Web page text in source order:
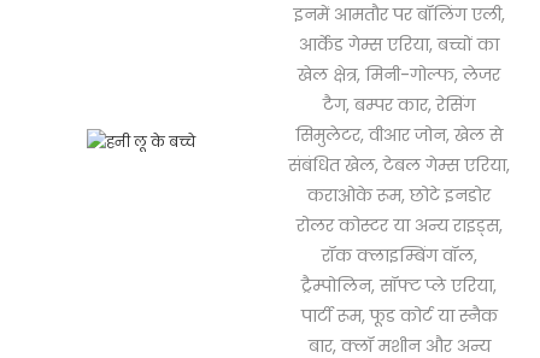
इनमें आमतौर पर बॉलिंग एली,
आर्केड गेम्स एरिया, बच्चों का
खेल क्षेत्र, मिनी-गोल्फ, लेजर
टैग, बम्पर कार, रेसिंग
सिमुलेटर, वीआर जोन, खेल से
संबंधित खेल, टेबल गेम्स एरिया,
कराओके रूम, छोटे इनडोर
रोलर कोस्टर या अन्य राइड्स,
रॉक क्लाइम्बिंग वॉल,
ट्रैम्पोलिन, सॉफ्ट प्ले एरिया,
पार्टी रूम, फूड कोर्ट या स्नैक
बार, क्लॉ मशीन और अन्य